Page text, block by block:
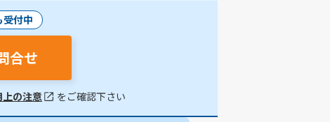
受付中
合せ
上の注意 をご確認下さい